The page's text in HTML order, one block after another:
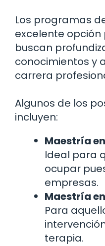
Los programas
excelente
buscan
conocimientos y
carrera
Algunos de los
incluyen:
Maestría
Ideal para
ocupar
empresas.
Maestría
Para
terapia.